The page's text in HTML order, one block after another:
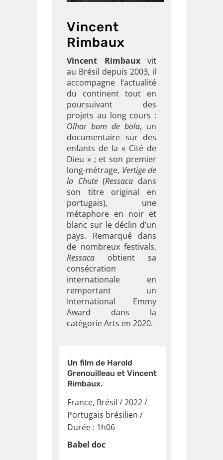
Vincent
Rimbaux
Vincent Rimbauxvit
au Brésil depuis 2003, il
accompagne l’actualité
du continent tout en
poursuivant des
projets au long cours :
Olhar bom de bola, un
documentaire sur des
enfants de la « Cité de
Dieu » ; et son premier
long-métrage, Vertige de
la Chute(Ressaca dans
son titre original en
portugais), une
métaphore en noir et
blanc sur le déclin d’un
pays. Remarqué dans
de nombreux festivals,
Ressaca obtient sa
consécration
internationale en
remportant un
International Emmy
Award dans la
catégorie Arts en 2020.
Un film de Harold
Grenouilleau et Vincent
Rimbaux.
France, Brésil / 2022/
Portugais brésilien /
Durée : 1h06
Babel doc